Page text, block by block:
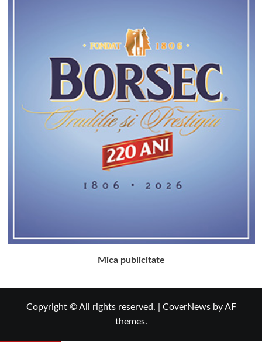
Mica publicitate
Copyright © All rights reserved. CoverNewsby AF
themes.